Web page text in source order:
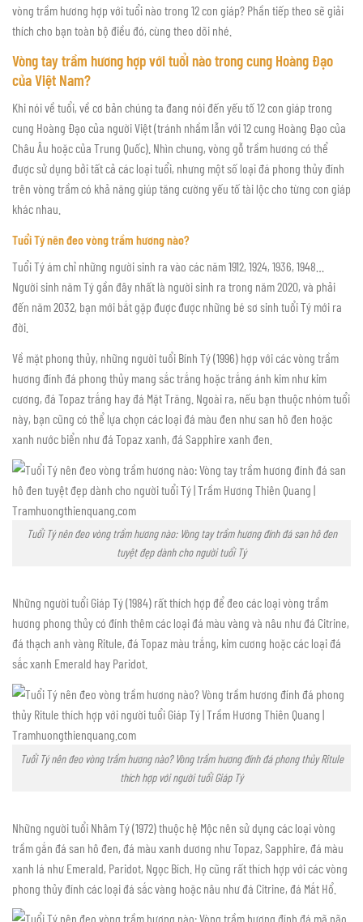
vòng trầm hương hợp với tuổi nào trong 12 con giáp? Phần tiếp theo sẽ giải
thích cho bạn toàn bộ điều đó, cùng theo dõi nhé.
Vòng tay trầm hương hợp với tuổi nào trong cung Hoàng Đạo
của Việt Nam?
Khi nói về tuổi, về cơ bản chúng ta đang nói đến yếu tố 12 con giáp trong
cung Hoàng Đạo của người Việt (tránh nhầm lẫn với 12 cung Hoàng Đạo của
Châu Âu hoặc của Trung Quốc). Nhìn chung, vòng gỗ trầm hương có thể
được sử dụng bởi tất cả các loại tuổi, nhưng một số loại đá phong thủy đính
trên vòng trầm có khả năng giúp tăng cường yếu tố tài lộc cho từng con giáp
khác nhau.
Tuổi Tý nên đeo vòng trầm hương nào?
Tuổi Tý ám chỉ những người sinh ra vào các năm 1912, 1924, 1936, 1948…
Người sinh năm Tý gần đây nhất là người sinh ra trong năm 2020, và phải
đến năm 2032, bạn mới bắt gặp được được những bé sơ sinh tuổi Tý mới ra
đời.
Về mặt phong thủy, những người tuổi Bính Tý (1996) hợp với các vòng trầm
hương đính đá phong thủy mang sắc trắng hoặc trắng ánh kim như kim
cương, đá Topaz trắng hay đá Mặt Trăng. Ngoài ra, nếu bạn thuộc nhóm tuổi
này, bạn cũng có thể lựa chọn các loại đá màu đen như san hô đen hoặc
xanh nước biển như đá Topaz xanh, đá Sapphire xanh đen.
Tuổi Tý nên đeo vòng trầm hương nào: Vòng tay trầm hương đính đá san hô đen
tuyệt đẹp dành cho người tuổi Tý
Những người tuổi Giáp Tý (1984) rất thích hợp để đeo các loại vòng trầm
hương phong thủy có đính thêm các loại đá màu vàng và nâu như đá Citrine,
đá thạch anh vàng Ritule, đá Topaz màu trắng, kim cương hoặc các loại đá
sắc xanh Emerald hay Paridot.
Tuổi Tý nên đeo vòng trầm hương nào? Vòng trầm hương đính đá phong thủy Ritule
thích hợp với người tuổi Giáp Tý
Những người tuổi Nhâm Tý (1972) thuộc hệ Mộc nên sử dụng các loại vòng
trầm gắn đá san hô đen, đá màu xanh dương như Topaz, Sapphire, đá màu
xanh lá như Emerald, Paridot, Ngọc Bích. Họ cũng rất thích hợp với các vòng
phong thủy đính các loại đá sắc vàng hoặc nâu như đá Citrine, đá Mắt Hổ.